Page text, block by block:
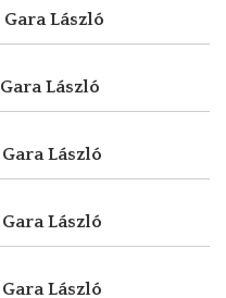
Gara László
Gara László
Gara László
Gara László
Gara László